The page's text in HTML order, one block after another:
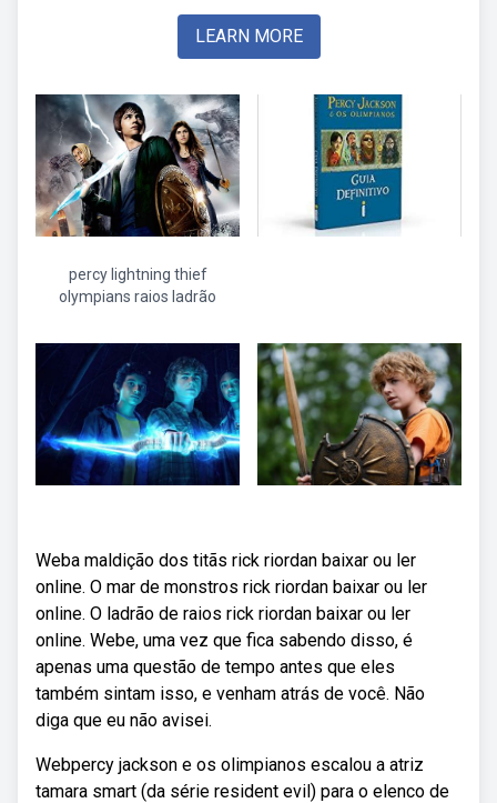
LEARN MORE
percy lightning thief
olympians raios ladrão
Weba maldição dos titãs rick riordan baixar ou ler
online. O mar de monstros rick riordan baixar ou ler
online. O ladrão de raios rick riordan baixar ou ler
online. Webe, uma vez que fica sabendo disso, é
apenas uma questão de tempo antes que eles
também sintam isso, e venham atrás de você. Não
diga que eu não avisei.
Webpercy jackson e os olimpianos escalou a atriz
tamara smart (da série resident evil) para o elenco de